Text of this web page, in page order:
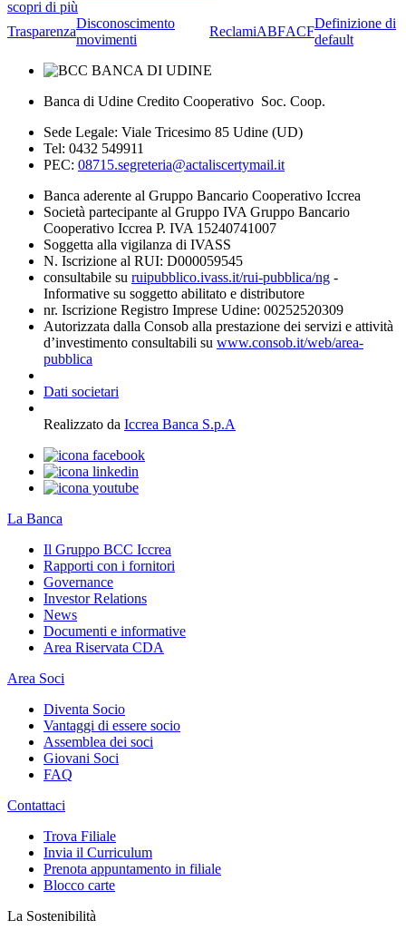
scopri di più
Trasparenza
Disconoscimento
movimenti
ReclamiABFACF
Definizione di
default
Banca di Udine Credito Cooperativo Soc. Coop.
Sede Legale: Viale Tricesimo 85 Udine (UD)
Tel: 0432 549911
PEC: 08715.segreteria@actaliscertymail.it
Banca aderente al Gruppo Bancario Cooperativo Iccrea
Società partecipante al Gruppo IVA Gruppo Bancario
Cooperativo Iccrea P. IVA 15240741007
Soggetta alla vigilanza di IVASS
N. Iscrizione al RUI: D000059545
consultabile su ruipubblico.ivass.it/rui-pubblica/ng -
Informative su soggetto abilitato e distributore
nr. Iscrizione Registro Imprese Udine: 00252520309
Autorizzata dalla Consob alla prestazione dei servizi e attività
d’investimento consultabili su www.consob.it/web/area-
pubblica
Dati societari
Realizzato da Iccrea Banca S.p.A
La Banca
Il Gruppo BCC Iccrea
Rapporti con i fornitori
Governance
Investor Relations
News
Documenti e informative
Area Riservata CDA
Area Soci
Diventa Socio
Vantaggi di essere socio
Assemblea dei soci
Giovani Soci
FAQ
Contattaci
Trova Filiale
Invia il Curriculum
Prenota appuntamento in filiale
Blocco carte
La Sostenibilità